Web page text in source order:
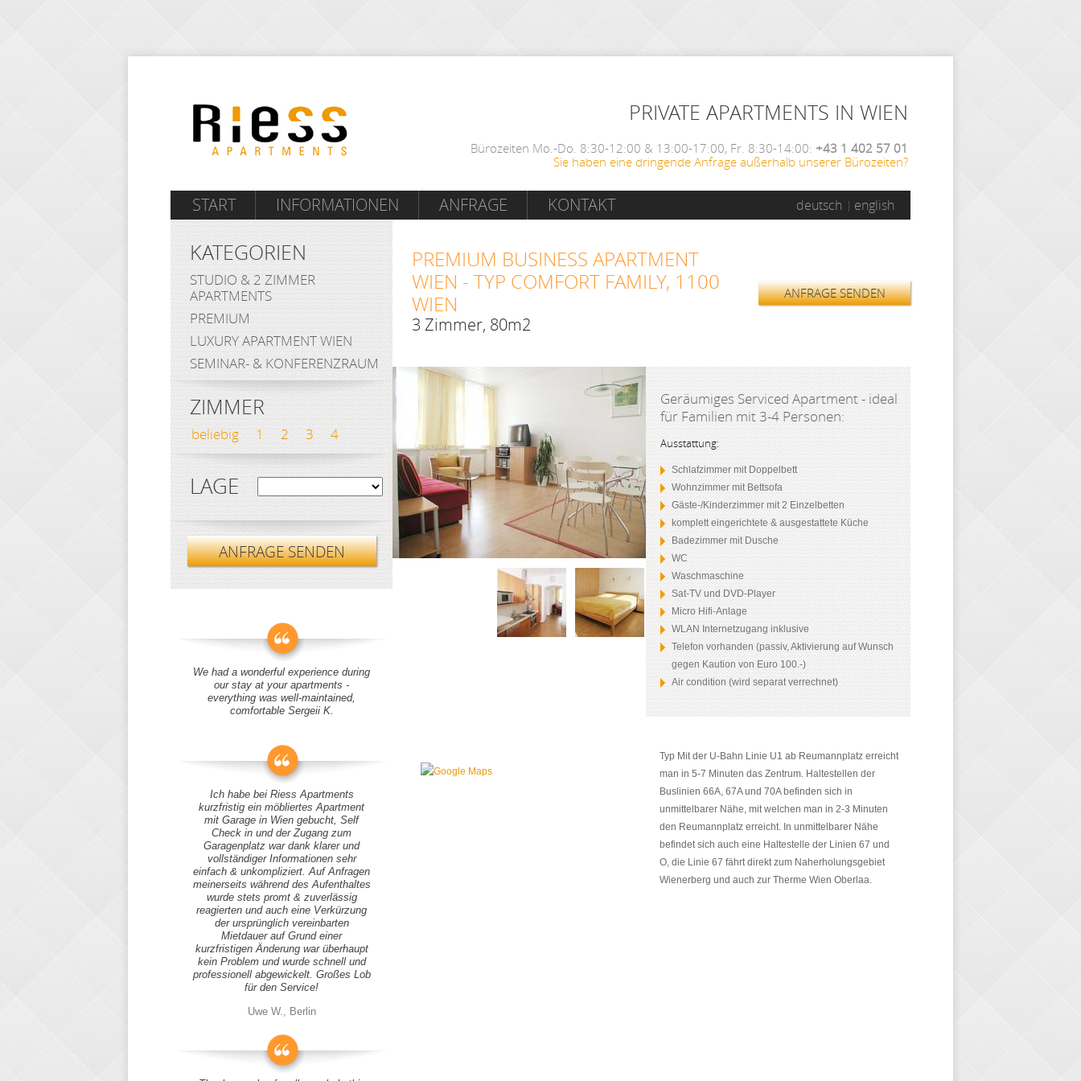
PRIVATE APARTMENTS IN WIEN
Bürozeiten Mo.-Do. 8:30-12:00 & 13:00-17:00, Fr. 8:30-14:00: +43 1 402 57 01
Sie haben eine dringende Anfrage außerhalb unserer Bürozeiten?
START INFORMATIONEN ANFRAGE KONTAKT deutsch english
PREMIUM BUSINESS APARTMENT
WIEN - TYP COMFORT FAMILY, 1100
WIEN
3 Zimmer, 80m2
ANFRAGE SENDEN
Geräumiges Serviced Apartment - ideal
für Familien mit 3-4 Personen:
Ausstattung:
Schlafzimmer mit Doppelbett
Wohnzimmer mit Bettsofa
Gäste-/Kinderzimmer mit 2 Einzelbetten
komplett eingerichtete & ausgestattete Küche
Badezimmer mit Dusche
WC
Waschmaschine
Sat-TV und DVD-Player
Micro Hifi-Anlage
WLAN Internetzugang inklusive
Telefon vorhanden (passiv, Aktivierung auf Wunsch
gegen Kaution von Euro 100.-)
Air condition (wird separat verrechnet)
Typ Mit der U-Bahn Linie U1 ab Reumannplatz erreicht
man in 5-7 Minuten das Zentrum. Haltestellen der
Buslinien 66A, 67A und 70A befinden sich in
unmittelbarer Nähe, mit welchen man in 2-3 Minuten
den Reumannplatz erreicht. In unmittelbarer Nähe
befindet sich auch eine Haltestelle der Linien 67 und
O, die Linie 67 fährt direkt zum Naherholungsgebiet
Wienerberg und auch zur Therme Wien Oberlaa.
KATEGORIEN
STUDIO & 2 ZIMMER
APARTMENTS
PREMIUM
LUXURY APARTMENT WIEN
SEMINAR- & KONFERENZRAUM
ZIMMER
beliebig 1 2 3 4
LAGE
ANFRAGE SENDEN
We had a wonderful experience during
our stay at your apartments -
everything was well-maintained,
comfortable Sergeii K.
Ich habe bei Riess Apartments
kurzfristig ein möbliertes Apartment
mit Garage in Wien gebucht, Self
Check in und der Zugang zum
Garagenplatz war dank klarer und
vollständiger Informationen sehr
einfach & unkompliziert. Auf Anfragen
meinerseits während des Aufenthaltes
wurde stets promt & zuverlässig
reagierten und auch eine Verkürzung
der ursprünglich vereinbarten
Mietdauer auf Grund einer
kurzfristigen Änderung war überhaupt
kein Problem und wurde schnell und
professionell abgewickelt. Großes Lob
für den Service!
Uwe W., Berlin